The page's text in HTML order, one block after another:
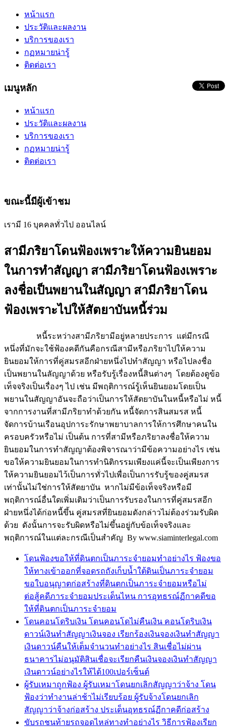
หน้าแรก
ประวัติและผลงาน
บริการของเรา
กฏหมายน่ารู้
ติดต่อเรา
เมนูหลัก
หน้าแรก
ประวัติและผลงาน
บริการของเรา
กฏหมายน่ารู้
ติดต่อเรา
ขณะนี้มีผู้เข้าชม
เรามี 16 บุคคลทั่วไป ออนไลน์
สามีภริยาโดนฟ้องเพราะให้ความยินยอม
ในการทำสัญญา สามีภริยาโดนฟ้องเพราะ
ลงชื่อเป็นพยานในสัญญา สามีภริยาโดน
ฟ้องเพราะไปให้สัตยาบันหนี้ร่วม
หนี้ระหว่างสามีภริยามีอยู่หลายประการ แต่มีกรณี
หนึ่งที่มักจะใช้ฟ้องคดีกันคือกรณีสามีหรือภริยาไปให้ความ
ยินยอมให้การที่คู่สมรสอีกฝ่ายหนึ่งไปทำสัญญา หรือไปลงชื่อ
เป็นพยานในลัญญาด้วย หรือรับรู้เรื่องหนี้สินต่างๆ โดยต้องดูข้อ
เท็จจริงเป็นเรื่องๆ ไป เช่น มีพฤติการณ์รู้เห็นยินยอมโดยเป็น
พยานในสัญญาอันจะถือว่าเป็นการให้สัตยาบันในหนี้หรือไม่ หนี้
จากการงานที่สามีภริยาทำด้วยกัน หนี้จัดการสินสมรส หนี้
จัดการบ้านเรือนอุปการะรักษาพยาบาลการให้การศึกษาคนใน
ครอบครัวหรือไม่ เป็นต้น การที่สามีหรือภริยาลงชื่อให้ความ
ยินยอมในการทำสัญญาต้องพิจารณาว่ามีข้อความอย่างไร เช่น
ขอให้ความยินยอมในการทำนิติกรรมเพียงแค่นี้จะเป็นเพียงการ
ให้ความยินยอมไว้เป็นการทั่วไปเพื่อเป็นการรับรู้ของคู่สมรส
เท่านั้นไม่ใช่การให้สัตยาบัน หากไม่มีข้อเท็จจริงหรือมี
พฤติการณ์อื่นใดเพิ่มเติมว่าเป็นการรับรองในการที่คู่สมรสอีก
ฝ่ายหนึ่งได้ก่อหนี้ขึ้น คู่สมรสที่ยินยอมดังกล่าวไม่ต้องร่วมรับผิด
ด้วย ดังนั้นการจะรับผิดหรือไม่ขึ้นอยู่กับข้อเท็จจริงและ
พฤติการณ์ในแต่ละกรณีเป็นสำคัญ By www.siaminterlegal.com
โดนฟ้องขอให้ที่ดินตกเป็นภาระจำยอมทำอย่างไร ฟ้องขอ
ให้ทางเข้าออกที่จอดรถถังเก็บน้ำใต้ดินเป็นภาระจำยอม
ขอใบอนุญาตก่อสร้างที่ดินตกเป็นภาระจำยอมหรือไม่
ต่อสู้คดีภาระจำยอมประเด็นไหน การอุทธรณ์ฏีกาคดีขอ
ให้ที่ดินตกเป็นภาระจำยอม
โดนคอนโดริบเงิน โดนคอนโดไม่คืนเงิน คอนโดริบเงิน
ดาวน์เงินทำสัญญาเงินจอง เรียกร้องเงินจองเงินทำสัญญา
เงินดาวน์คืนให้เต็มจำนวนทำอย่างไร สินเชื่อไม่ผ่าน
ธนาคารไม่อนุมัติสินเชื่อจะเรียกคืนเงินจองเงินทำสัญญา
เงินดาวน์อย่างไรให้ได้100เปอร์เซ็นต์
ผู้รับเหมาถูกฟ้อง ผู้รับเหมาโดนยกเลิกสัญญาว่าจ้าง โดน
ฟ้องว่าทำงานล่าช้าไม่เรียบร้อย ผู้รับจ้างโดนยกเลิก
สัญญาว่าจ้างก่อสร้าง ประเด็นอุทธรณ์ฏีกาคดีก่อสร้าง
ขับรถชนท้ายรถจอดไหล่ทางทำอย่างไร วิธีการฟ้องเรียก